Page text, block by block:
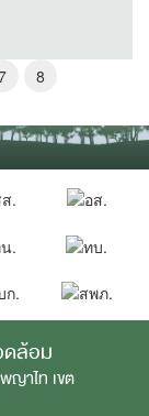
8
ดล้อม
ญาไท เขต